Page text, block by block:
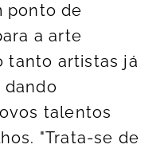
ponto de
a arte
tanto artistas já
dando
talentos
"Trata-se de